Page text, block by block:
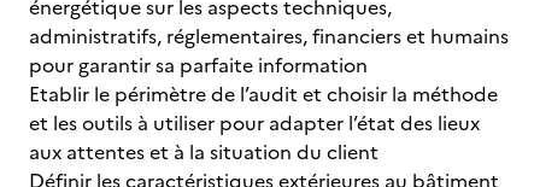
énergétique sur les aspects techniques,
administratifs, réglementaires, financiers et humains
pour garantir sa parfaite information
Etablir le périmètre de l’audit et choisir la méthode
et les outils à utiliser pour adapter l’état des lieux
aux attentes et à la situation du client
Définir les caractéristiques extérieures au bâtiment